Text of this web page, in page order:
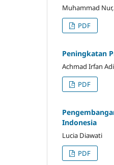
Muhammad
PDF
Peningkatan
Achmad Irfan
PDF
Indonesia
Lucia Diawati
PDF